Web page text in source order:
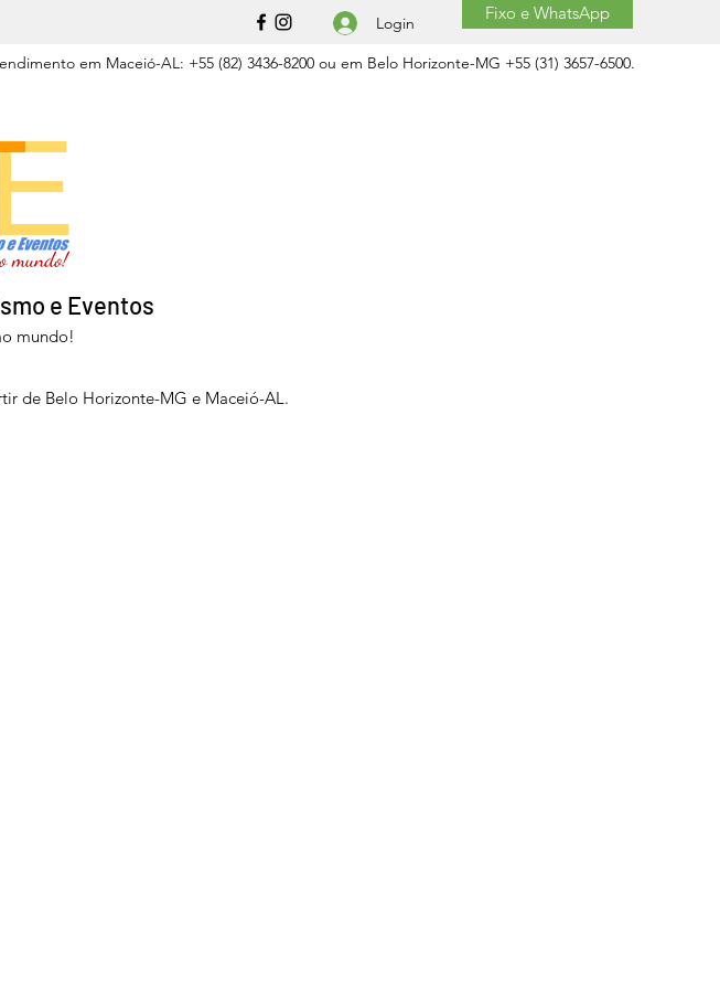
Login Fixo e WhatsApp
em Maceió-AL: +55 (82) 3436-8200 ou em Belo Horizonte-MG +55 (31) 3657-6500.
e Eventos
mundo!
de Belo Horizonte-MG e Maceió-AL.